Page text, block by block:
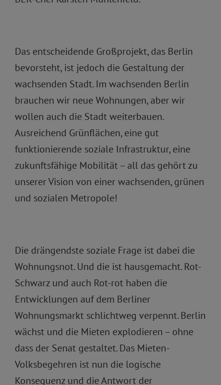
Das entscheidende Großprojekt, das Berlin
bevorsteht, ist jedoch die Gestaltung der
wachsenden Stadt. Im wachsenden Berlin
brauchen wir neue Wohnungen, aber wir
wollen auch die Stadt weiterbauen.
Ausreichend Grünflächen, eine gut
funktionierende soziale Infrastruktur, eine
zukunftsfähige Mobilität – all das gehört zu
unserer Vision von einer wachsenden, grünen
und sozialen Metropole!
Die drängendste soziale Frage ist dabei die
Wohnungsnot. Und die ist hausgemacht. Rot-
Schwarz und auch Rot-rot haben die
Entwicklungen auf dem Berliner
Wohnungsmarkt schlichtweg verpennt. Berlin
wächst und die Mieten explodieren – ohne
dass der Senat gestaltet. Das Mieten-
Volksbegehren ist nun die logische
Konsequenz und die Antwort der